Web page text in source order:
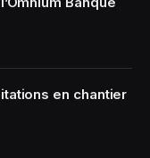
en chantier